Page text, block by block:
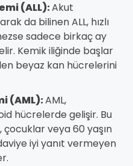
(ALL):Akut
da bilinen ALL, hızlı
sadece birkaç ay
Kemik iliğinde başlar
beyaz kan hücrelerini
(AML):AML,
hücrelerde gelişir. Bu
veya 60 yaşın
iyi yanıt vermeyen